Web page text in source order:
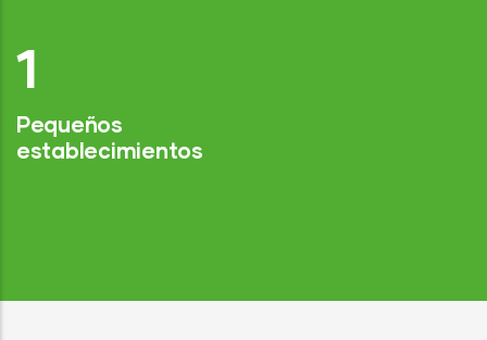
1
Pequeños
establecimientos